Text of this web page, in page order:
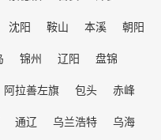
沈阳 鞍山 本溪
朝阳
锦州 辽阳
盘锦
阿拉善左旗 包头
赤峰
通辽 乌兰浩特
乌海